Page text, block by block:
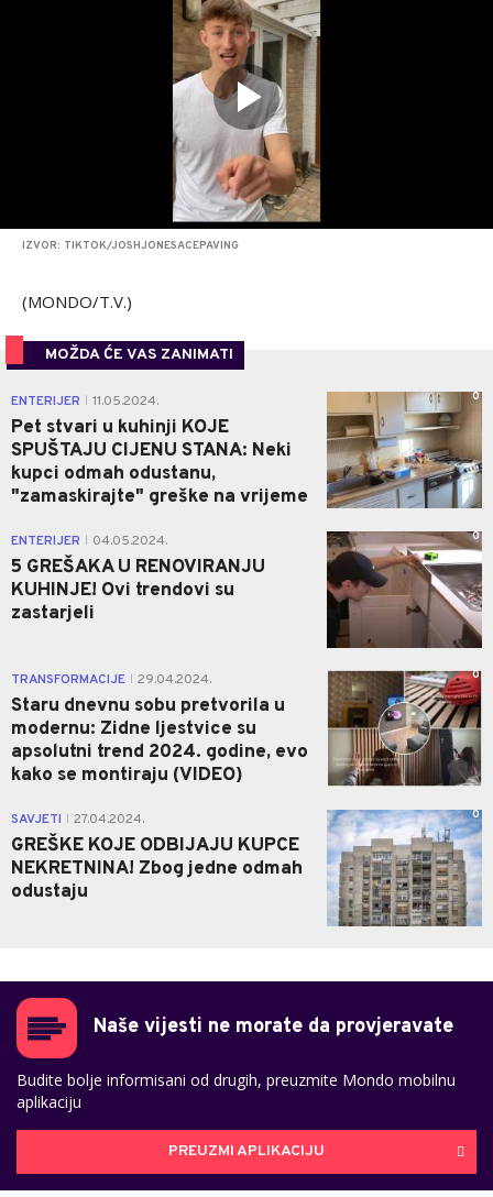
IZVOR: TIKTOK/JOSHJONESACEPAVING
(MONDO/T.V.)
MOŽDA ĆE VAS ZANIMATI
ENTERIJER 11.05.2024.
Pet stvari u kuhinji KOJE
SPUŠTAJU CIJENU STANA: Neki
kupci odmah odustanu,
"zamaskirajte" greške na vrijeme
0
ENTERIJER 04.05.2024.
5 GREŠAKA U RENOVIRANJU
KUHINJE! Ovi trendovi su
zastarjeli
0
TRANSFORMACIJE 29.04.2024.
Staru dnevnu sobu pretvorila u
modernu: Zidne ljestvice su
apsolutni trend 2024. godine, evo
kako se montiraju (VIDEO)
0
SAVJETI 27.04.2024.
GREŠKE KOJE ODBIJAJU KUPCE
NEKRETNINA! Zbog jedne odmah
odustaju
0
Naše vijesti ne morate da provjeravate
Budite bolje informisani od drugih, preuzmite Mondo mobilnu
aplikaciju
PREUZMI APLIKACIJU